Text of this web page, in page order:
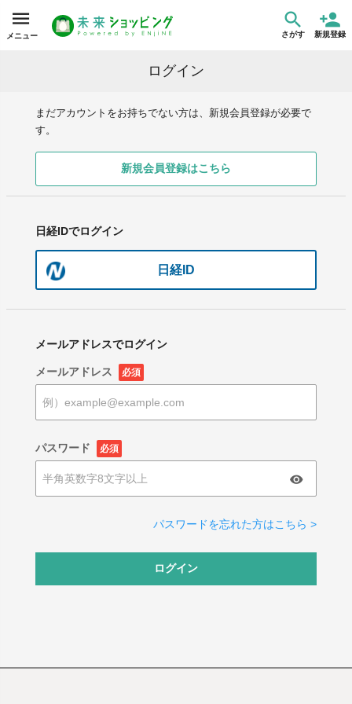
メニュー さがす 新規登録
ログイン
まだアカウントをお持ちでない方は、新規会員登録が必要で
す。
新規会員登録はこちら
日経IDでログイン
日経ID
メールアドレスでログイン
メールアドレス 必須
パスワード 必須
パスワードを忘れた方はこちら >
ログイン